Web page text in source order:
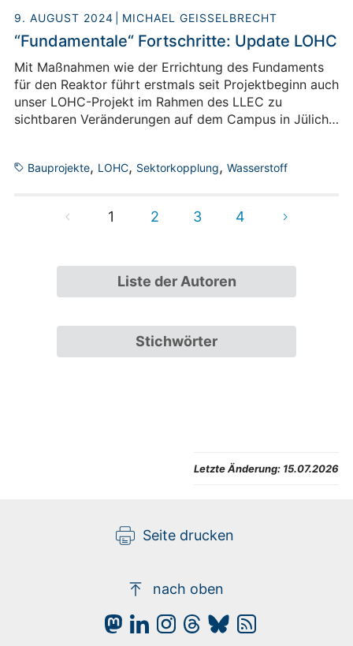
9. AUGUST 2024 MICHAEL GEISSELBRECHT
“Fundamentale“ Fortschritte: Update LOHC
Mit Maßnahmen wie der Errichtung des Fundaments
für den Reaktor führt erstmals seit Projektbeginn auch
unser LOHC-Projekt im Rahmen des LLEC zu
sichtbaren Veränderungen auf dem Campus in Jülich.
Baufortschritte. Die früheren Beiträge zur ersten Idee,
abrufbar.
Bauprojekte, LOHC, Sektorkopplung, Wasserstoff
1 2 3 4
Liste der Autoren
Stichwörter
Letzte Änderung: 15.07.2026
Seite drucken
nach oben